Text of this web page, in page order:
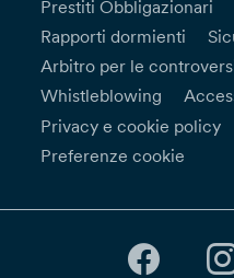
Prestiti Obbligazionari
Rapporti dormienti
Arbitro per le
Whistleblowing
Privacy e cookie policy
Preferenze cookie